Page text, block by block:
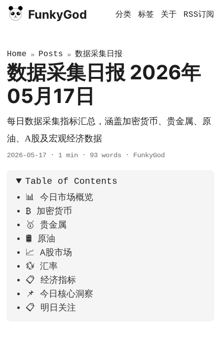
FunkyGod 分类 标签 关于 RSS订阅
Home » Posts » 数据采集日报
数据采集日报 2026年
05月17日
每日数据采集指标汇总，涵盖加密货币、贵金属、原
油、A股及宏观经济数据
2026-05-17 · 1 min · 93 words · FunkyGod
Table of Contents
📊 今日市场概览
₿ 加密货币
🥇 贵金属
🛢️ 原油
📈 A股市场
💱 汇率
📋 经济指标
📌 今日核心洞察
📋 明日关注